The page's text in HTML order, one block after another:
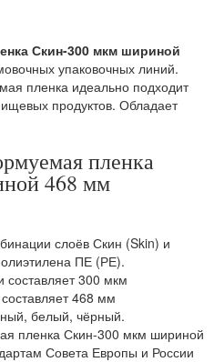
Скин-300 мкм шириной
упаковочных линий.
пленка идеально подходит
продуктов. Обладает
пленка
468 мм
слоёв Скин (Skin) и
ПЕ (РЕ).
300 мкм
468 мм
белый, чёрный.
пленка Скин-300 мкм шириной
Совета Европы и России